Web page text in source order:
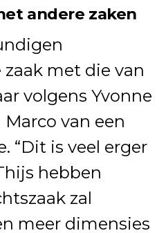
andere zaken
met die van
volgens Yvonne
van een
“Dit is veel erger
hebben
zal
meer dimensies